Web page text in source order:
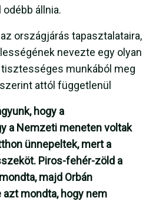
állnia.
országjárás tapasztalataira,
nevezte egy olyan
munkából meg
attól függetlenül
hogy a
a Nemzeti meneten voltak
ünnepeltek, mert a
Piros-fehér-zöld a
majd Orbán
azt mondta, hogy nem